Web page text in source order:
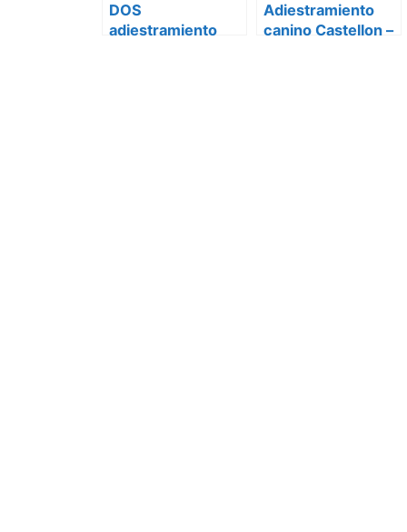
DOS
adiestramiento
Adiestramiento
canino Castellon –